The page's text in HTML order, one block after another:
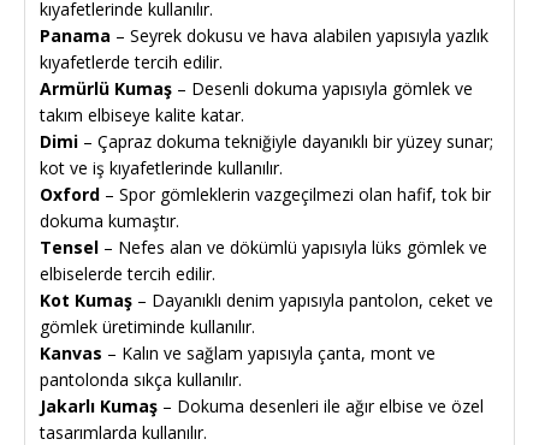
kıyafetlerinde kullanılır.
Panama – Seyrek dokusu ve hava alabilen yapısıyla yazlık
kıyafetlerde tercih edilir.
Armürlü Kumaş – Desenli dokuma yapısıyla gömlek ve
takım elbiseye kalite katar.
Dimi – Çapraz dokuma tekniğiyle dayanıklı bir yüzey sunar;
kot ve iş kıyafetlerinde kullanılır.
Oxford – Spor gömleklerin vazgeçilmezi olan hafif, tok bir
dokuma kumaştır.
Tensel – Nefes alan ve dökümlü yapısıyla lüks gömlek ve
elbiselerde tercih edilir.
Kot Kumaş – Dayanıklı denim yapısıyla pantolon, ceket ve
gömlek üretiminde kullanılır.
Kanvas – Kalın ve sağlam yapısıyla çanta, mont ve
pantolonda sıkça kullanılır.
Jakarlı Kumaş – Dokuma desenleri ile ağır elbise ve özel
tasarımlarda kullanılır.